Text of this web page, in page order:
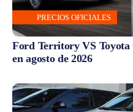
PRECIOS OFICIALES
Ford Territory VS Toyota
en agosto de 2026